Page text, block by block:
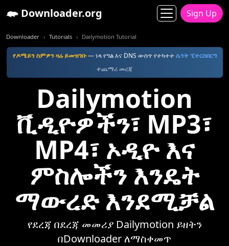
Downloader.org Sign Up
Downloader Tutorials Dailymotion Tutorial
የዶሜይን ስምዎን ዛሬ ይመዝገቡ— ነጻ የግል እና DNS ውስጥ የተካተተሴንት ፒተርስበርግ
ተጨማሪ መረጃ
Dailymotion
ቪዲዮዎችን፣ MP3፣
MP4፣ ኦዲዮ እና
ምስሎችን እንዴት
ማውረድ እንደሚቻል
የደረጃ በደረጃ መመሪያ Dailymotion ይዘትን
በDownloader ለማስቀመጥ